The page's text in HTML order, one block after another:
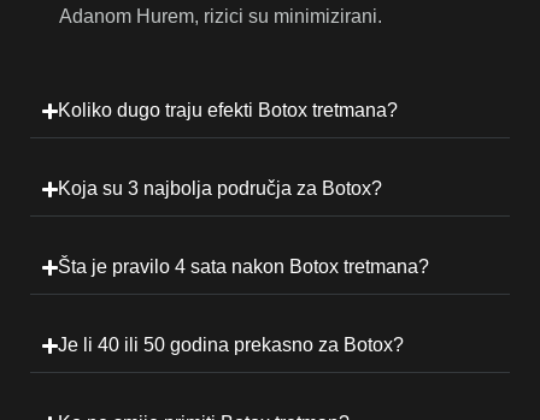
Adanom Hurem, rizici su minimizirani.
Koliko dugo traju efekti Botox tretmana?
Koja su 3 najbolja područja za Botox?
Šta je pravilo 4 sata nakon Botox tretmana?
Je li 40 ili 50 godina prekasno za Botox?